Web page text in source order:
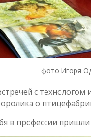
фото Игоря
с технологом
о
в профессии